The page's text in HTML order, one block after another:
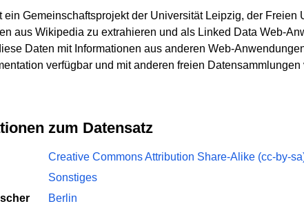
ein Gemeinschaftsprojekt der Universität Leipzig, der
aus Wikipedia zu extrahieren und als Linked Data Web-
Daten mit Informationen aus anderen Web-
verfügbar und mit anderen freien Datensammlungen
zum Datensatz
Creative Commons Attribution Share-Alike (cc-by-
Sonstiges
Berlin